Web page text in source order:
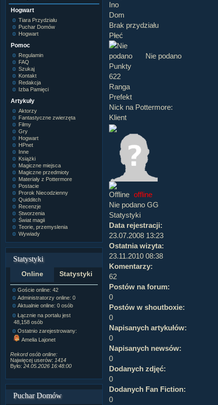
Hogwart
Tiara Przydziału
Puchar Domów
Hogwart
Pomoc
Regulamin
FAQ
Szukaj
Kontakt
Redakcja
Izba Pamięci
Artykuły
Aktorzy
Fantastyczne zwierzęta
Filmy
Gry
Hogwart
HPnet
Inne
Książki
Magiczne miejsca
Magiczne przedmioty
Materiały z Pottermore
Postacie
Prorok Niecodzienny
Quidditch
Recenzje
Stworzenia
Świat magii
Teorie, przemyslenia
Wywiady
Statystyki
Online Statystyki
Goście online: 42
Administratorzy online: 0
Aktualnie online: 0 osób
Łącznie na portalu jest
48,158 osób
Ostatnio zarejestrowany:
Amelia Lajonet
Rekord osób online:
Najwięcej userów: 1414
Było: 24.05.2026 16:48:00
Napisanych artykułów: 1,087
Dodanych newsów:
Zdjęć w galerii:21,490
Postów na forum:
Komentarzy do materiałów:
222,019
Wlepionych ostrzeżeń:4,170
Puchar Domów
Ino
Dom
Brak przydziału
Płeć
Nie podano
Punkty
622
Ranga
Prefekt
Nick na Pottermore:
Klient
offline
Nie podano GG
Statystyki
Data rejestracji:
23.07.2008 13:23
Ostatnia wizyta:
23.11.2010 08:38
Komentarzy:
62
Postów na forum:
0
Postów w shoutboxie:
0
Napisanych artykułów:
0
Napisanych newsów:
0
Dodanych zdjęć:
0
Dodanych Fan Fiction:
0